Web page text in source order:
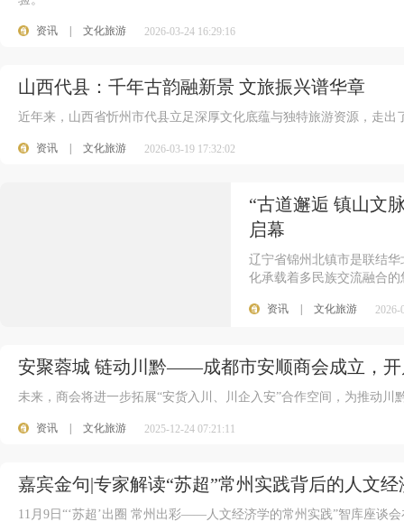
资讯 文化旅游 2026-03-24 16:29:16
山西代县：千年古韵融新景 文旅振兴谱华章
近年来，山西省忻州市代县立足深厚文化底蕴与独特旅游资源，走出
资讯 文化旅游 2026-03-19 17:32:02
“古道邂逅 镇山文
启幕
辽宁省锦州北镇市是联结
化承载着多民族交流融合的
资讯 文化旅游 2026-
安聚蓉城 链动川黔——成都市安顺商会成立，开
未来，商会将进一步拓展“安货入川、川企入安”合作空间，为推动川
资讯 文化旅游 2025-12-24 07:21:11
嘉宾金句|专家解读“苏超”常州实践背后的人文经
11月9日“‘苏超’出圈 常州出彩——人文经济学的常州实践”智库座谈